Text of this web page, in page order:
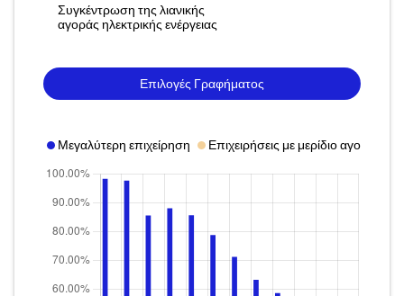
Συγκέντρωση της λιανικής
αγοράς ηλεκτρικής ενέργειας
Επιλογές Γραφήματος
Μεγαλύτερη επιχείρηση Επιχειρήσεις με μερίδιο αγοράς